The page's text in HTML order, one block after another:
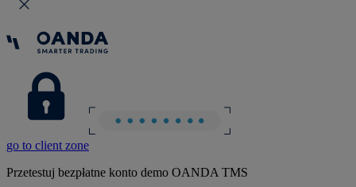
go to client zone
Przetestuj bezpłatne konto demo OANDA TMS